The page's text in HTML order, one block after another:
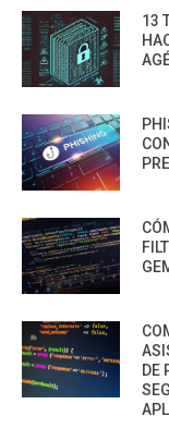
13
DE